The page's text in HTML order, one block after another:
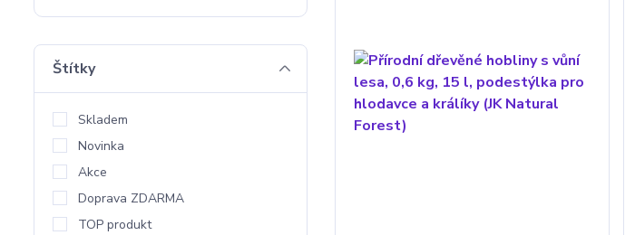
Štítky
Skladem
Novinka
Akce
Doprava ZDARMA
TOP produkt